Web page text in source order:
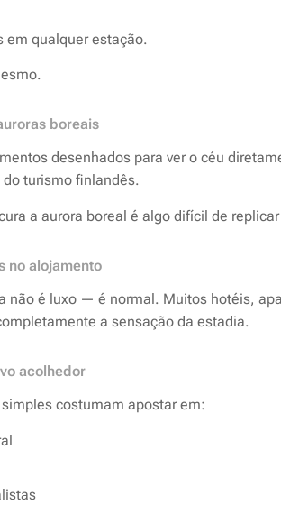
em qualquer estação.
boreais
desenhados para ver o céu
turismo finlandês.
a aurora boreal é algo difícil de
no alojamento
não é luxo — é normal. Muitos hotéis,
a sensação da estadia.
acolhedor
costumam apostar em: